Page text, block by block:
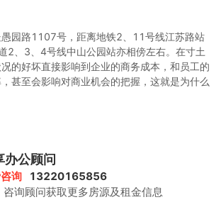
园路1107号，距离地铁2、11号线江苏路站
2、3、4号线中山公园站亦相傍左右。在寸土
的好坏直接影响到企业的商务成本，和员工的
甚至会影响对商业机会的把握，这就是为什么
年厚重人文底蕴的区域，弘基创邑国际也由此
文化艺术休闲氛围和百年人文气度，让人依稀
影像，昔日老洋房里张爱玲、傅雷的生活实录,
房与老洋房重新度身改造，全新的花园别墅办
办公顾问
询
13220165856
咨询顾问获取更多房源及租金信息